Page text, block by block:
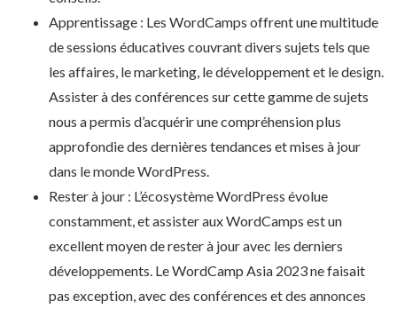
Apprentissage : Les WordCamps offrent une multitude
de sessions éducatives couvrant divers sujets tels que
les affaires, le marketing, le développement et le design.
Assister à des conférences sur cette gamme de sujets
nous a permis d’acquérir une compréhension plus
approfondie des dernières tendances et mises à jour
dans le monde WordPress.
Rester à jour : L’écosystème WordPress évolue
constamment, et assister aux WordCamps est un
excellent moyen de rester à jour avec les derniers
développements. Le WordCamp Asia 2023 ne faisait
pas exception, avec des conférences et des annonces